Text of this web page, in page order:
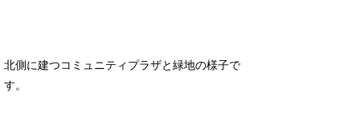
北側に建つコミュニティプラザと緑地の様子で
す。